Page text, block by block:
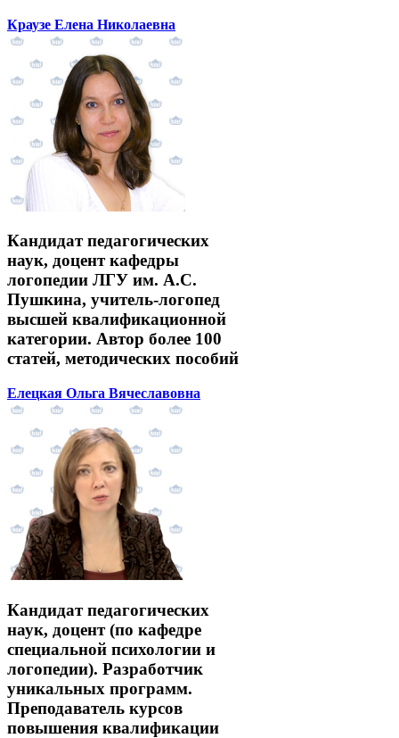
Краузе Елена Николаевна
Кандидат педагогических
наук, доцент кафедры
логопедии ЛГУ им. А.С.
Пушкина, учитель-логопед
высшей квалификационной
категории. Автор более 100
статей, методических пособий
Елецкая Ольга Вячеславовна
Кандидат педагогических
наук, доцент (по кафедре
специальной психологии и
логопедии). Разработчик
уникальных программ.
Преподаватель курсов
повышения квалификации